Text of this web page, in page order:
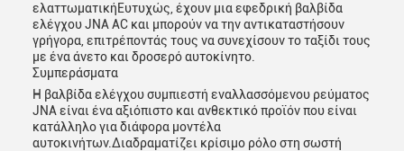
ελαττωματικήΕυτυχώς, έχουν μια εφεδρική βαλβίδα
ελέγχου JNA AC και μπορούν να την αντικαταστήσουν
γρήγορα, επιτρέποντάς τους να συνεχίσουν το ταξίδι τους
με ένα άνετο και δροσερό αυτοκίνητο.
Συμπεράσματα
Η βαλβίδα ελέγχου συμπιεστή εναλλασσόμενου ρεύματος
JNA είναι ένα αξιόπιστο και ανθεκτικό προϊόν που είναι
κατάλληλο για διάφορα μοντέλα
αυτοκινήτων.Διαδραματίζει κρίσιμο ρόλο στη σωστή